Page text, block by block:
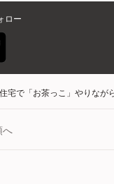
ロー
宅で「お茶っこ」やりな
へ